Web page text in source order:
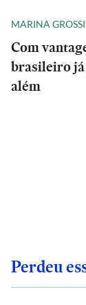
MARINA GROSSI
Com
brasileiro já
além
Perdeu